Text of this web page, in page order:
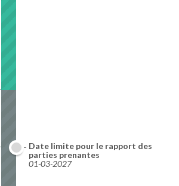
Date limite pour le rapport des
parties prenantes
01-03-2027